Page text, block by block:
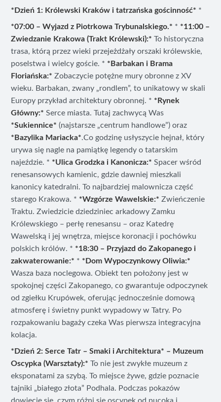
*Dzień 1: Królewski Kraków i tatrzańska gościnność* *
*07:00 – Wyjazd z Piotrkowa Trybunalskiego.* * *11:00 –
Zwiedzanie Krakowa (Trakt Królewski):* To historyczna
trasa, którą przez wieki przejeżdżały orszaki królewskie,
poselstwa i wielcy goście. * *Barbakan i Brama
Floriańska:* Zobaczycie potężne mury obronne z XV
wieku. Barbakan, zwany „rondlem”, to unikatowy w skali
Europy przykład architektury obronnej. * *Rynek
Główny:* Serce miasta. Tutaj zachwycą Was
*Sukiennice* (najstarsze „centrum handlowe”) oraz
*Bazylika Mariacka*.Co godzinę usłyszycie hejnał, który
urywa się nagle na pamiątkę legendy o tatarskim
najeździe. * *Ulica Grodzka i Kanonicza:* Spacer wśród
renesansowych kamienic, gdzie dawniej mieszkali
kanonicy katedralni. To najbardziej malownicza część
starego Krakowa. * *Wzgórze Wawelskie:* Zwieńczenie
Traktu. Zwiedzicie dziedziniec arkadowy Zamku
Królewskiego – perłę renesansu – oraz Katedrę
Wawelską i jej wnętrza, miejsce koronacji i pochówku
polskich królów. * *18:30 – Przyjazd do Zakopanego i
zakwaterowanie:* * *Dom Wypoczynkowy Oliwia:*
Wasza baza noclegowa. Obiekt ten położony jest w
spokojnej części Zakopanego, co gwarantuje odpoczynek
od zgiełku Krupówek, oferując jednocześnie domową
atmosferę i świetny punkt wypadowy w Tatry. Po
rozpakowaniu bagaży czeka Was pierwsza integracyjna
kolacja.
*Dzień 2: Serce Tatr – Smaki i Architektura* – Muzeum
Oscypka (Warsztaty):* To nie jest zwykłe muzeum z
eksponatami za szybą. To miejsce żywe, gdzie poznacie
tajniki „białego złota” Podhala. Podczas pokazów